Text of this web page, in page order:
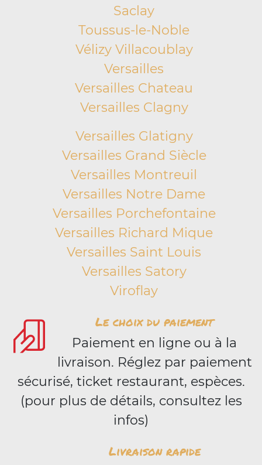
Saclay
Toussus-le-Noble
Vélizy Villacoublay
Versailles
Versailles Chateau
Versailles Clagny
Versailles Glatigny
Versailles Grand Siècle
Versailles Montreuil
Versailles Notre Dame
Versailles Porchefontaine
Versailles Richard Mique
Versailles Saint Louis
Versailles Satory
Viroflay
Le choix du paiement
Paiement en ligne ou à la
livraison. Réglez par paiement
sécurisé, ticket restaurant, espèces.
(pour plus de détails, consultez les
infos)
Livraison rapide